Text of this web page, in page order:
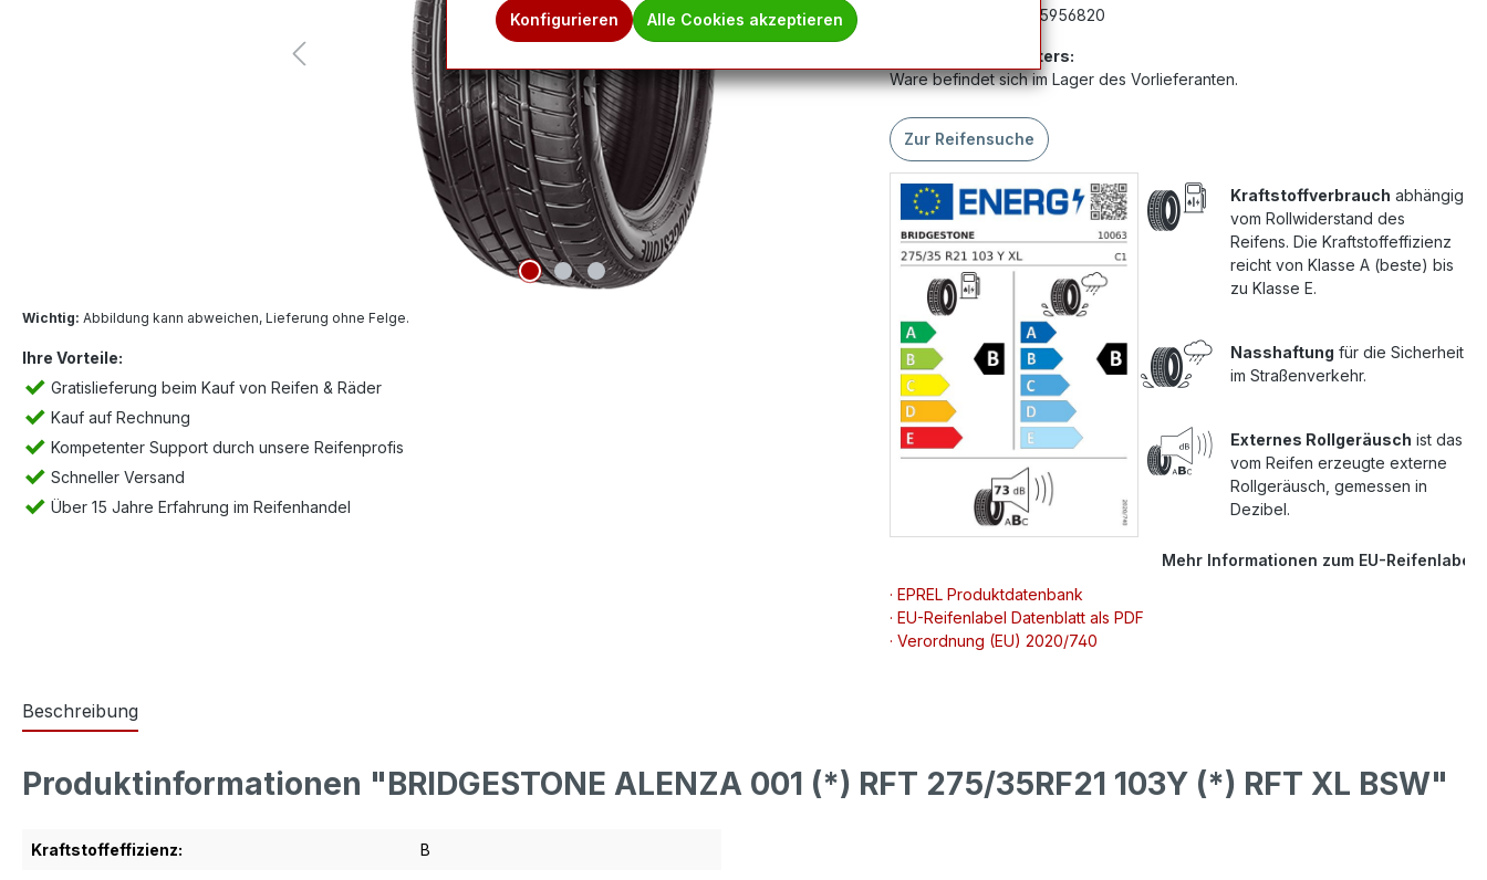
Wichtig: Abbildung kann abweichen, Lieferung ohne Felge.
Ihre Vorteile:
Gratislieferung beim Kauf von Reifen & Räder
Kauf auf Rechnung
Kompetenter Support durch unsere Reifenprofis
Schneller Versand
Über 15 Jahre Erfahrung im Reifenhandel
G5956820
Hinweis des Anbieters:
Ware befindet sich im Lager des Vorlieferanten.
Zur Reifensuche
Kraftstoffverbrauch abhängig
vom Rollwiderstand des
Reifens. Die Kraftstoffeffizienz
reicht von Klasse A (beste) bis
zu Klasse E.
Nasshaftung für die Sicherheit
im Straßenverkehr.
Externes Rollgeräusch ist das
vom Reifen erzeugte externe
Rollgeräusch, gemessen in
Dezibel.
Mehr Informationen zum EU-Reifenlabel
· EPREL Produktdatenbank
· EU-Reifenlabel Datenblatt als PDF
· Verordnung (EU) 2020/740
Beschreibung
Produktinformationen "BRIDGESTONE ALENZA 001 (*) RFT 275/35RF21 103Y (*) RFT XL BSW"
Kraftstoffeffizienz: B
Konfigurieren Alle Cookies akzeptieren